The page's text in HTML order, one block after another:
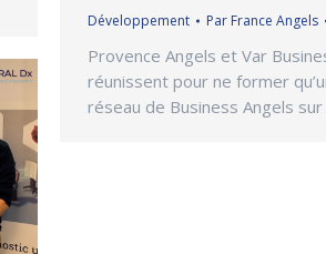
Développement Par France Angels
Provence Angels et Var
réunissent pour ne former
réseau de Business Angels